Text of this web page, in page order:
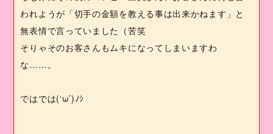
われようが「切手の金額を教える事は出来かねます」と
無表情で言っていました（苦笑
そりゃそのお客さんもムキになってしまいますわ
な……。
ではでは(‘ω’)ﾉｼ